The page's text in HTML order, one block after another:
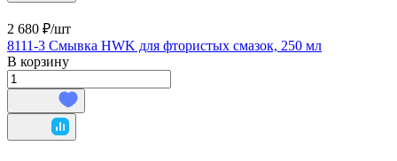
2 680 ₽/шт
8111-3 Смывка HWK для фтористых смазок, 250 мл
В корзину